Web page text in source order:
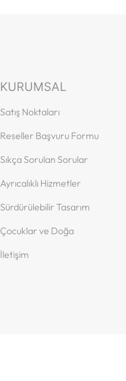
KURUMSAL
Satış Noktaları
Reseller Başvuru Formu
Sıkça Sorulan Sorular
Ayrıcalıklı Hizmetler
Sürdürülebilir Tasarım
Çocuklar ve Doğa
İletişim